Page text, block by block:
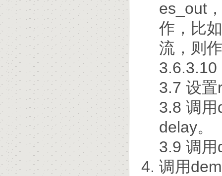
es_out
作，比
流，则
3.6.3.10
3.7 设
3.8 调
delay。
3.9 调
调用